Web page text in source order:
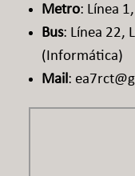
Metro: Línea
Bus: Línea 22,
(Informática)
Mail: